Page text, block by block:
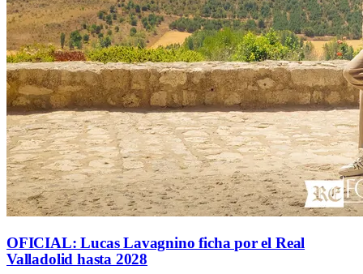
OFICIAL: Lucas Lavagnino ficha por el Real
Valladolid hasta 2028